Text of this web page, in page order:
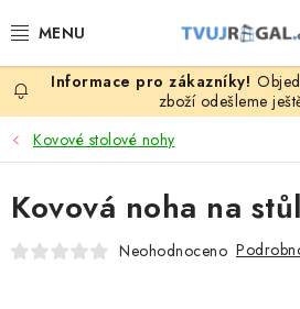
na
ZBOŽÍ ZA NÁKUPNÍ CENY
REGÁLY PODLE ROZMĚRŮ
NEREZOVÉ A GASTRO PRODUKTY
KOVOVÉ STOLOVÉ NOHY
zboží odešleme
Kovové stolové nohy
Kovová noha na
Neohodnoceno